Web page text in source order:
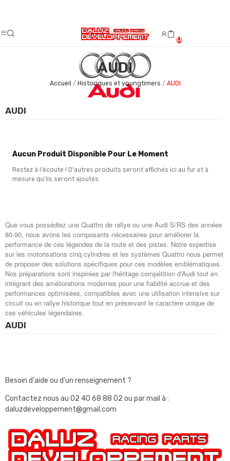
0
AUDI
Accueil Historiques et youngtimers AUDI
AUDI
AUDI
Aucun Produit Disponible Pour Le Moment
Restez à l'écoute ! D'autres produits seront affichés ici au fur et à
mesure qu'ils seront ajoutés.
Que vous possédiez une Quattro de rallye ou une Audi S/RS des années
80-90, nous avons les composants nécessaires pour améliorer la
performance de ces légendes de la route et des pistes. Notre expertise
sur les motorisations cinq cylindres et les systèmes Quattro nous permet
de proposer des solutions spécifiques pour ces modèles emblématiques.
Nos préparations sont inspirées par l'héritage compétition d'Audi tout en
intégrant des améliorations modernes pour une fiabilité accrue et des
performances optimisées, compatibles avec une utilisation intensive sur
circuit ou en rallye historique tout en préservant le caractère unique de
ces véhicules légendaires.
Besoin d'aide ou d'un renseignement ?
Contactez nous au 02 40 68 88 02 ou par mail à :
daluzdeveloppement@gmail.com